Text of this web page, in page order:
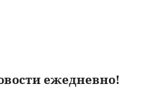
ежедневно!